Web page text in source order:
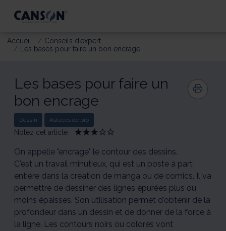
Accueil
Conseils d’expert
Les bases pour faire un bon encrage
Les bases pour faire un
bon encrage
Dessin Astuces de pro
Notez cet article
Give
:
Les
bases
pour
faire
un
bon
encrage
Give
:
Les
bases
pour
faire
un
bon
encrage
Give
bases
pour
faire
un
bon
encrage
Give
bases
pour
faire
un
bon
encrage
Give
:
bases
pour
faire
un
bon
encrage
On appelle "encrage" le contour des dessins.
C'est un travail minutieux, qui est un poste à part
entière dans la création de manga ou de comics. Il va
permettre de dessiner des lignes épurées plus ou
moins épaisses. Son utilisation permet d'obtenir de la
profondeur dans un dessin et de donner de la force à
la ligne. Les contours noirs ou colorés vont